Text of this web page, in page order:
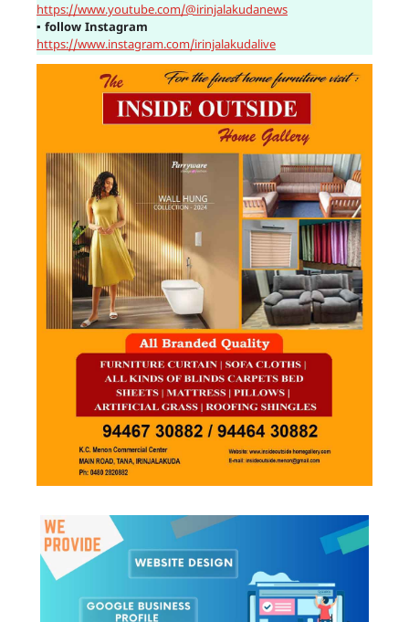
https://www.youtube.com/@irinjalakudanews
▪ follow Instagram
https://www.instagram.com/irinjalakudalive